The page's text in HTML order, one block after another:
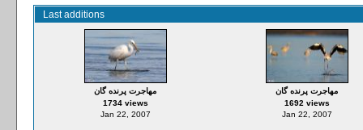
Last additions
مهاجرت پرنده گان
1734 views
Jan 22, 2007
مهاجرت پرنده گان
1692 views
Jan 22, 2007